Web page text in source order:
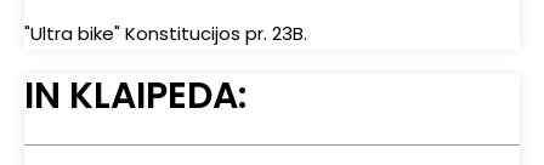
"Ultra bike" Konstitucijos pr. 23B.
IN KLAIPEDA: